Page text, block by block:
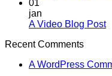
01
jan
A Video Blog Post
Recent Comments
A WordPress